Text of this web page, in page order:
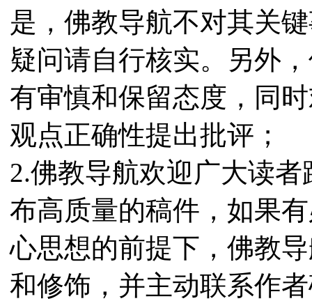
是，佛教导航不对其关
疑问请自行核实。另外
有审慎和保留态度，同
观点正确性提出批评；
2.佛教导航欢迎广大读
布高质量的稿件，如果
心思想的前提下，佛教
和修饰，并主动联系作